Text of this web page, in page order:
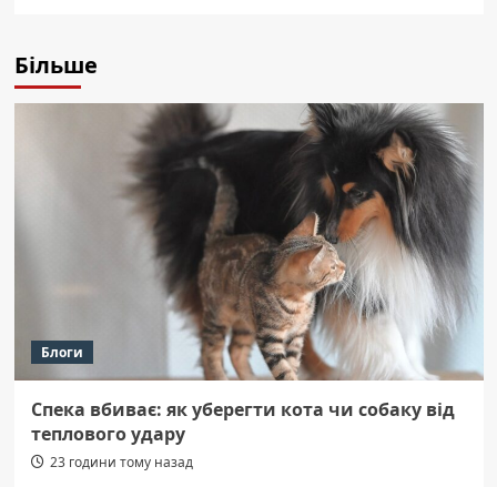
Більше
Блоги
Спека вбиває: як уберегти кота чи собаку від
теплового удару
23 години тому назад